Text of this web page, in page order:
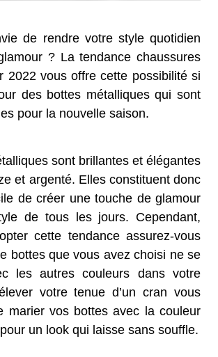
de rendre votre style quotidien
? La tendance chaussures
2022 vous offre cette possibilité si
des bottes métalliques qui sont
pour la nouvelle saison.
sont brillantes et élégantes
et argenté. Elles constituent donc
de créer une touche de glamour
de tous les jours. Cependant,
cette tendance assurez-vous
bottes que vous avez choisi ne se
les autres couleurs dans votre
votre tenue d’un cran vous
marier vos bottes avec la couleur
un look qui laisse sans souffle.